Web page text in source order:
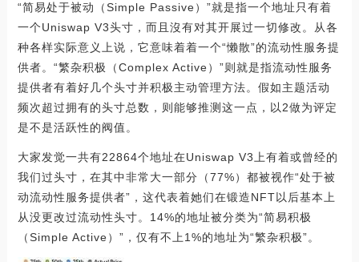
“简易处于被动（Simple Passive）”就是指一个地址只有着
一个Uniswap V3头寸，而且沒有对其开展过一切修改。从各
种各样实际意义上说，它意味着着一个“懒散”的流动性服务提
供者。“繁杂积极（Complex Active）”则就是指流动性服务
提供者有着好几个头寸并积极主动管理方法。假如主题活动
频次超过拥有的头寸总数，则能够推测这一点，以2做为评定
是不是活跃性的阀值。
大家发觉一共有22864个地址在Uniswap V3上有着或曾经的
我们过头寸，在其中非常大一部分（77%）都被视作“处于被
动流动性服务提供者”，这代表着她们在锻造NFT以后基本上
从没更改过流动性头寸。14%的地址被分类为“简易积极
（Simple Active）”，仅有不上1%的地址为“繁杂积极”。